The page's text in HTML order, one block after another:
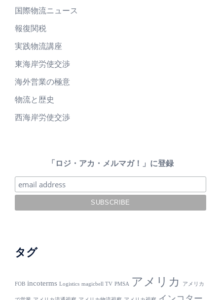
国際物流ニュース
報復関税
実践物流講座
東海岸労使交渉
海外営業の極意
物流と歴史
西海岸労使交渉
「ロジ・アカ・メルマガ！」に登録
タグ
FOB incoterms Logistics magicbell TV PMSA アメリカ アメリカ